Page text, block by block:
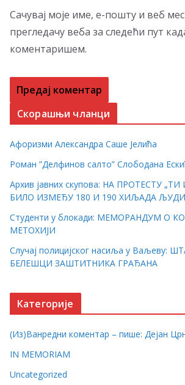
Сачувај моје име, е-пошту и веб
прегледачу веба за следећи пут
коментаришем.
Скорашњи чланци
Афоризми Александра Саше Јелића
Роман ”Делфинов салто” Слободана
Архив јавних скупова: НА ПРОТЕСТУ „ТИ
БИЛО ИЗМЕЂУ 180 И 190 ХИЉАДА ЉУДИ
Студенти у блокади: МЕМОРАНДУМ О
МЕТОХИЈИ
Случај полицијског насиља у Ваљеву:
БЕЛЕШЦИ ЗАШТИТНИКА ГРАЂАНА
Категорије
(Из)Ванредни коментар – пише: Дејан
IN MEMORIAM
Uncategorized